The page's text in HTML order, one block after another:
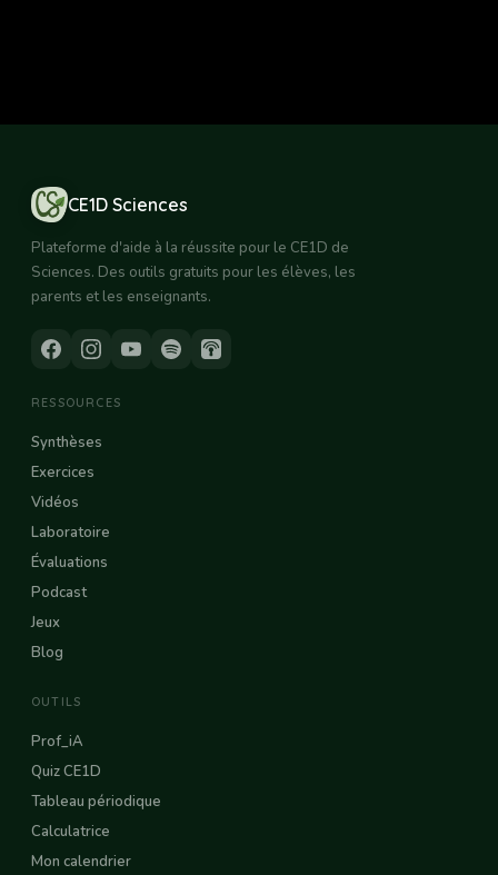
CE1D Sciences
Plateforme d'aide à la réussite pour le CE1D de
Sciences. Des outils gratuits pour les élèves, les
parents et les enseignants.
RESSOURCES
Synthèses
Exercices
Vidéos
Laboratoire
Évaluations
Podcast
Jeux
Blog
OUTILS
Prof_iA
Quiz CE1D
Tableau périodique
Calculatrice
Mon calendrier